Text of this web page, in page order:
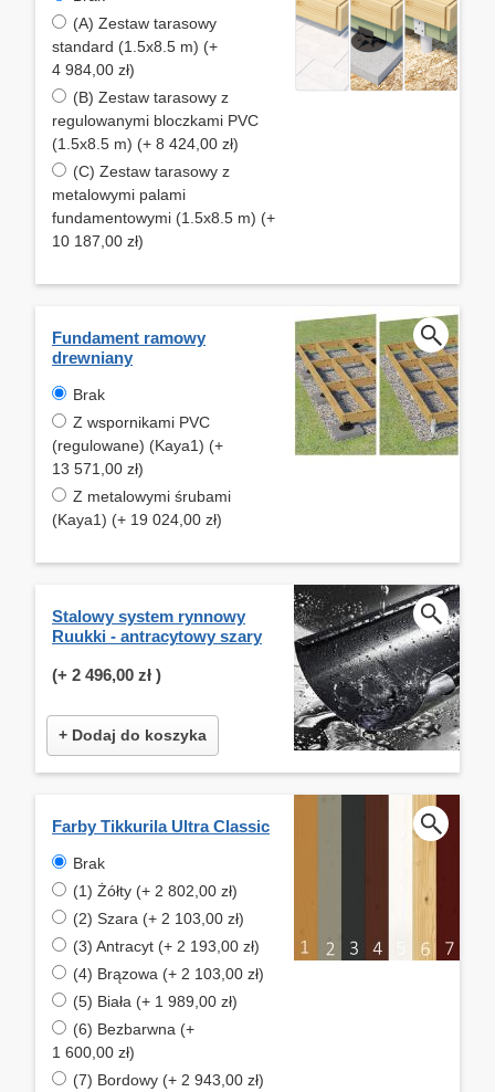
(A) Zestaw tarasowy
standard (1.5x8.5 m) (+
4 984,00 zł)
(B) Zestaw tarasowy z
regulowanymi bloczkami PVC
(1.5x8.5 m) (+ 8 424,00 zł)
(C) Zestaw tarasowy z
metalowymi palami
fundamentowymi (1.5x8.5 m) (+
10 187,00 zł)
Fundament ramowy
drewniany
Brak
Z wspornikami PVC
(regulowane) (Kaya1) (+
13 571,00 zł)
Z metalowymi śrubami
(Kaya1) (+ 19 024,00 zł)
Stalowy system rynnowy
Ruukki - antracytowy szary
(+ 2 496,00 zł )
+ Dodaj do koszyka
Farby Tikkurila Ultra Classic
Brak
(1) Żółty (+ 2 802,00 zł)
(2) Szara (+ 2 103,00 zł)
(3) Antracyt (+ 2 193,00 zł)
(4) Brązowa (+ 2 103,00 zł)
(5) Biała (+ 1 989,00 zł)
(6) Bezbarwna (+
1 600,00 zł)
(7) Bordowy (+ 2 943,00 zł)